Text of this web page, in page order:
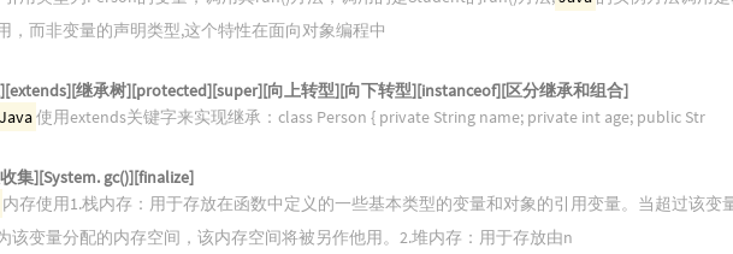
，而非变量的声明类型,这个特性在面向对象编程中
继承树][protected][super][向上转型][向下转型][instanceof][区分继承和组合]
Java使用extends关键字来实现继承：class Person { private String name; private int age; public Str
集][System. gc()][finalize]
内存使用1.栈内存：用于存放在函数中定义的一些基本类型的变量和对象的引用变量。当超过该变
该变量分配的内存空间，该内存空间将被另作他用。2.堆内存：用于存放由n